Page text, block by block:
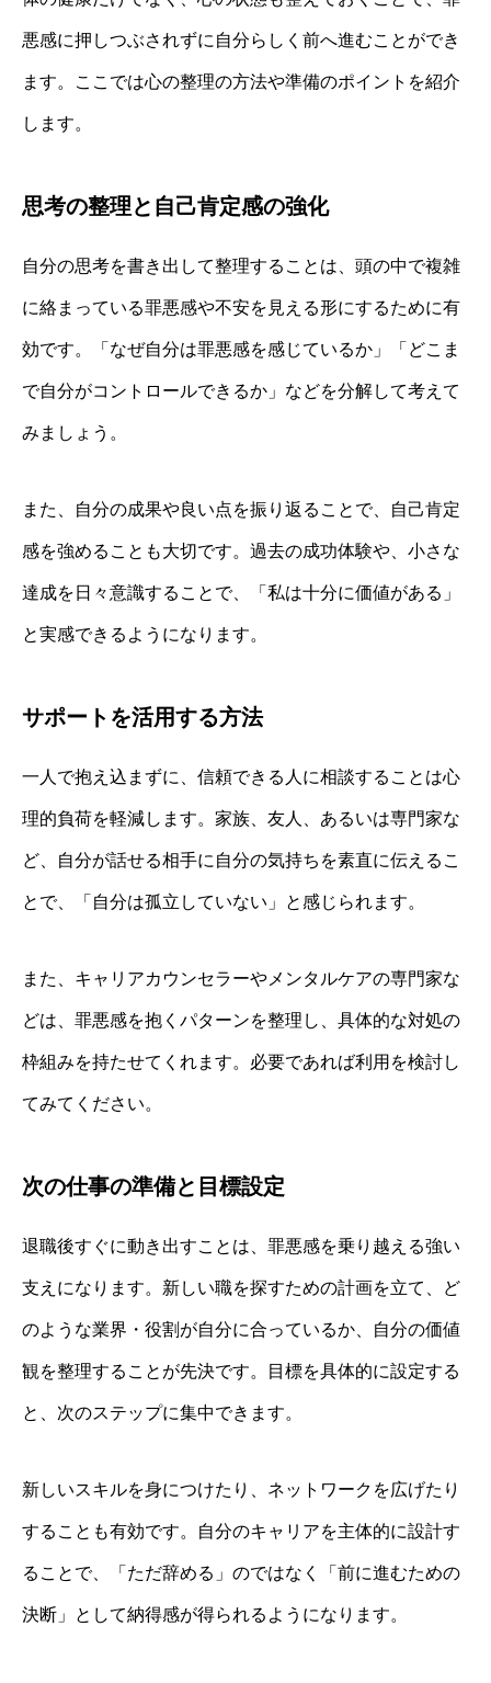
悪感に押しつぶされずに自分らしく前へ進むことができ
ます。ここでは心の整理の方法や準備のポイントを紹介
します。
思考の整理と自己肯定感の強化
自分の思考を書き出して整理することは、頭の中で複雑
に絡まっている罪悪感や不安を見える形にするために有
効です。「なぜ自分は罪悪感を感じているか」「どこま
で自分がコントロールできるか」などを分解して考えて
みましょう。
また、自分の成果や良い点を振り返ることで、自己肯定
感を強めることも大切です。過去の成功体験や、小さな
達成を日々意識することで、「私は十分に価値がある」
と実感できるようになります。
サポートを活用する方法
一人で抱え込まずに、信頼できる人に相談することは心
理的負荷を軽減します。家族、友人、あるいは専門家な
ど、自分が話せる相手に自分の気持ちを素直に伝えるこ
とで、「自分は孤立していない」と感じられます。
また、キャリアカウンセラーやメンタルケアの専門家な
どは、罪悪感を抱くパターンを整理し、具体的な対処の
枠組みを持たせてくれます。必要であれば利用を検討し
てみてください。
次の仕事の準備と目標設定
退職後すぐに動き出すことは、罪悪感を乗り越える強い
支えになります。新しい職を探すための計画を立て、ど
のような業界・役割が自分に合っているか、自分の価値
観を整理することが先決です。目標を具体的に設定する
と、次のステップに集中できます。
新しいスキルを身につけたり、ネットワークを広げたり
することも有効です。自分のキャリアを主体的に設計す
ることで、「ただ辞める」のではなく「前に進むための
決断」として納得感が得られるようになります。